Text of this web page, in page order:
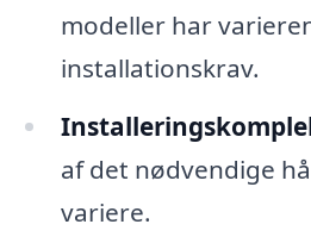
modeller har
installationskrav.
af det nødvendige
variere.